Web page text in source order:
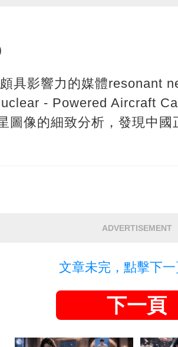
具影響力的媒體resonant
- Powered Aircraft
圖像的細致分析，發現中
ADVERTISEMENT
文章未完，點擊下
下一頁